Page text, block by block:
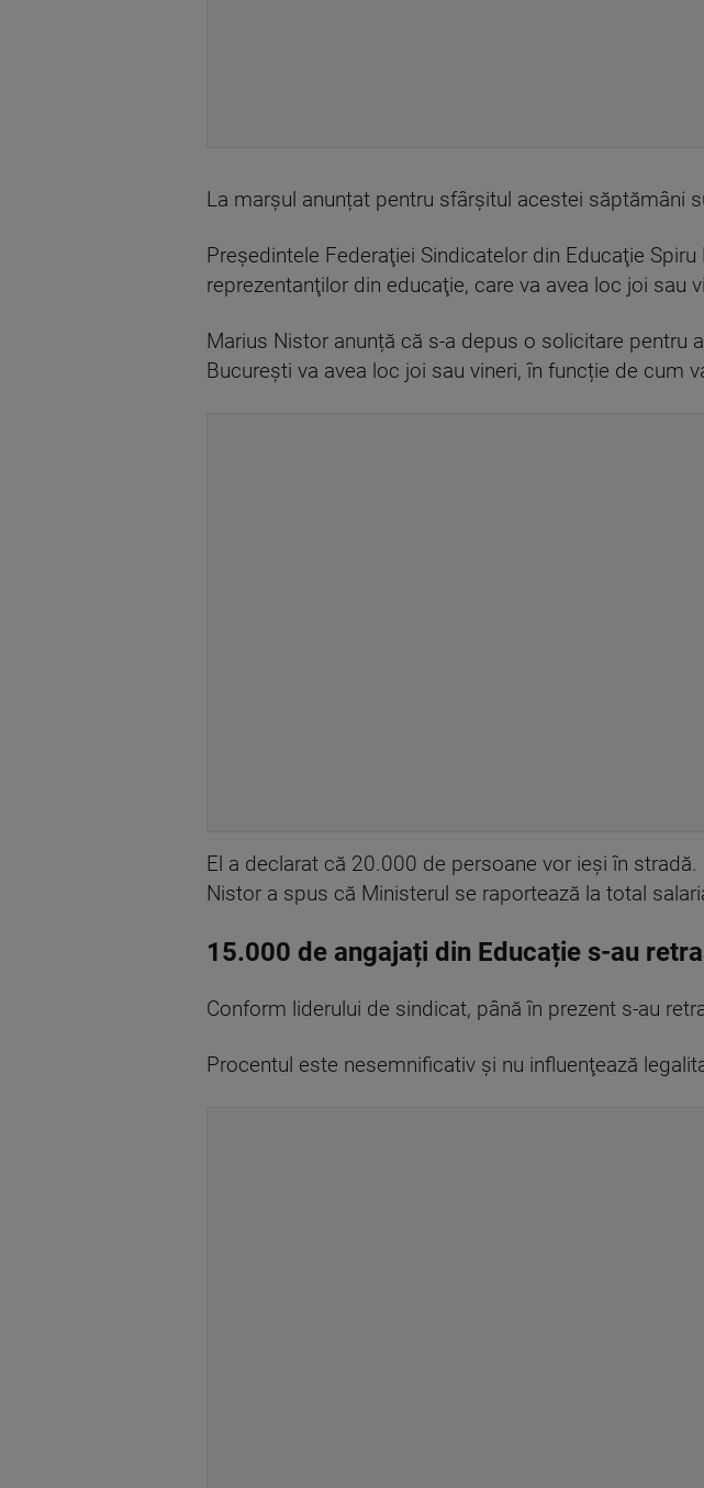
La marșul anunțat pentru sfârșitul acestei săptămâni
Preşedintele Federaţiei Sindicatelor din Educaţie
reprezentanţilor din educaţie, care va avea loc joi sau
Marius Nistor anunță că s-a depus o solicitare
București va avea loc joi sau vineri, în funcție de cum
El a declarat că 20.000 de persoane vor ieşi în
Nistor a spus că Ministerul se raportează la total
15.000 de angajați din Educație s-au
Conform liderului de sindicat, până în prezent s-au
Procentul este nesemnificativ şi nu influenţează